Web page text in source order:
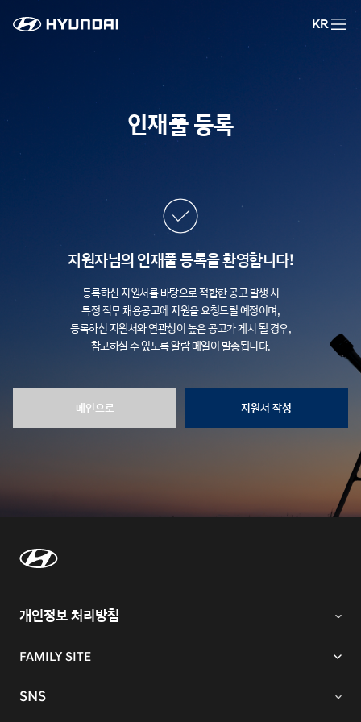
KR
인재풀 등록
지원자님의 인재풀 등록을 환영합니다!
등록하신 지원서를 바탕으로 적합한 공고 발생 시
특정 직무 채용공고에 지원을 요청드릴 예정이며,
등록하신 지원서와 연관성이 높은 공고가 게시 될 경우,
참고하실 수 있도록 알람 메일이 발송됩니다.
메인으로 지원서 작성
개인정보 처리방침
FAMILY SITE
SNS